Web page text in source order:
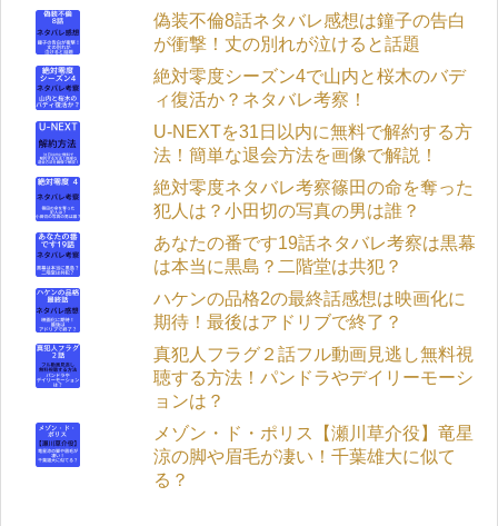
偽装不倫8話ネタバレ感想は鐘子の告白
が衝撃！丈の別れが泣けると話題
絶対零度シーズン4で山内と桜木のバデ
ィ復活か？ネタバレ考察！
U-NEXTを31日以内に無料で解約する方
法！簡単な退会方法を画像で解説！
絶対零度ネタバレ考察篠田の命を奪った
犯人は？小田切の写真の男は誰？
あなたの番です19話ネタバレ考察は黒幕
は本当に黒島？二階堂は共犯？
ハケンの品格2の最終話感想は映画化に
期待！最後はアドリブで終了？
真犯人フラグ２話フル動画見逃し無料視
聴する方法！パンドラやデイリーモーシ
ョンは？
メゾン・ド・ポリス【瀬川草介役】竜星
涼の脚や眉毛が凄い！千葉雄大に似て
る？